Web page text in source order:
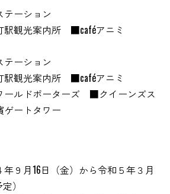
ーション
駅観光案内所 ■caféアニミ
ーション
駅観光案内所 ■caféアニミ
ールドポーターズ ■クイーンズス
ートタワー
年９月16日（金）から令和５年３月
）